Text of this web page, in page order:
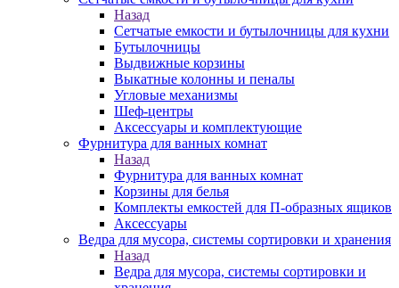
Назад
Сетчатые емкости и бутылочницы для кухни
Бутылочницы
Выдвижные корзины
Выкатные колонны и пеналы
Угловые механизмы
Шеф-центры
Аксессуары и комплектующие
Фурнитура для ванных комнат
Назад
Фурнитура для ванных комнат
Корзины для белья
Комплекты емкостей для П-образных ящиков
Аксессуары
Ведра для мусора, системы сортировки и хранения
Назад
Ведра для мусора, системы сортировки и